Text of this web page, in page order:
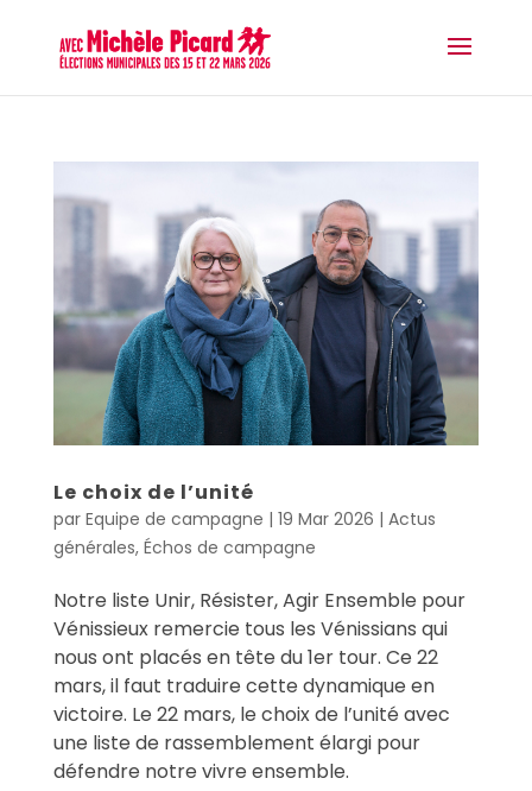
Le choix de l’unité
par Equipe de campagne | 19 Mar 2026 | Actus
générales, Échos de campagne
Notre liste Unir, Résister, Agir Ensemble pour
Vénissieux remercie tous les Vénissians qui
nous ont placés en tête du 1er tour. Ce 22
mars, il faut traduire cette dynamique en
victoire. Le 22 mars, le choix de l’unité avec
une liste de rassemblement élargi pour
défendre notre vivre ensemble.